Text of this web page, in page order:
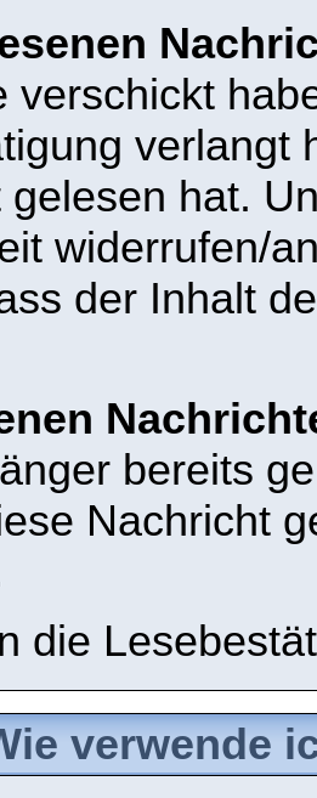
verschickt
verlangt
gelesen hat.
widerrufen/
der Inhalt
bereits
Nachricht
die
verwende